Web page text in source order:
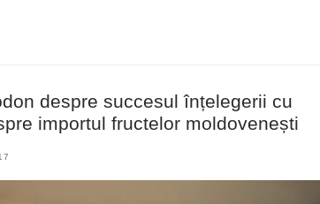
despre succesul înțelegerii cu
importul fructelor moldovenești